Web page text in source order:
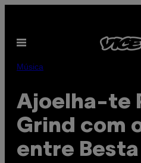
content
Open
Música
Ajoelha-te
Grind com
entre Besta